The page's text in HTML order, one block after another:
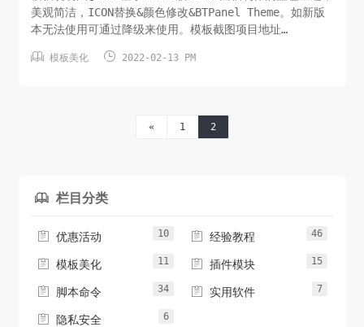
美观简洁，ICON替换&颜色修改&BTPanel Theme。如新版
本无法使用可通过降级来使用。模板截图项目地址
备份&删除/www/server/panel/BTPanel/文件夹下的
 模板美化  2022-02-13 PM
« 1 2
 栏目分类
 优惠活动 10  经验教程 46
 模板美化 11  插件模块 15
 脚本命令 34  实用软件 7
 隐私安全 6